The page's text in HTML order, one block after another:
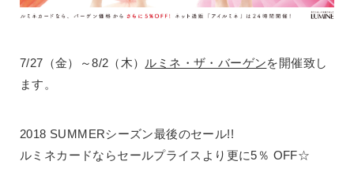
7/27（金）～8/2（木） ルミネ・ザ・バーゲンを開催致し
ます。
2018 SUMMERシーズン最後のセール!!
ルミネカードならセールプライスより更に5％ OFF☆